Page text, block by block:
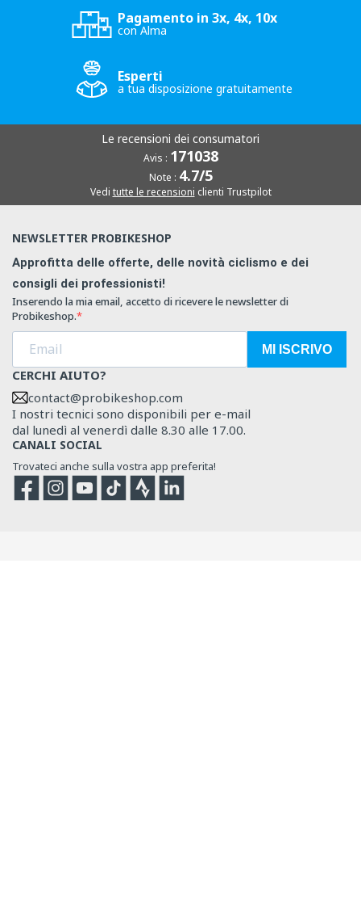
Pagamento in 3x, 4x, 10x
con Alma
Esperti
a tua disposizione gratuitamente
Le recensioni dei consumatori
Avis : 171038
Note : 4.7/5
Vedi tutte le recensioni clienti Trustpilot
NEWSLETTER PROBIKESHOP
Approfitta delle offerte, delle novità ciclismo e dei
consigli dei professionisti!
Inserendo la mia email, accetto di ricevere le newsletter di
Probikeshop.
MI ISCRIVO
CERCHI AIUTO?
contact@probikeshop.com
I nostri tecnici sono disponibili per e-mail
dal lunedì al venerdì dalle 8.30 alle 17.00.
CANALI SOCIAL
Trovateci anche sulla vostra app preferita!
FacebookInstagram
YouTubeTikTokStrava